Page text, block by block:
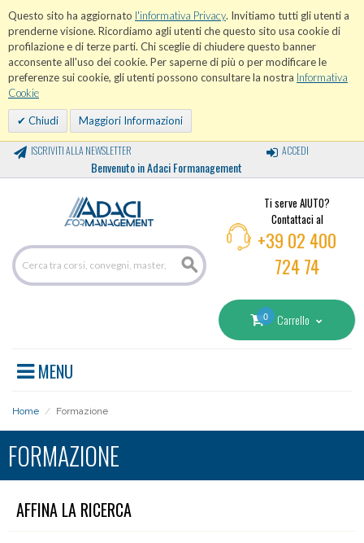
Questo sito ha aggiornato l'informativa Privacy. Invitiamo tutti gli utenti a
prenderne visione. Ricordiamo agli utenti che questo sito usa cookie di
profilazione e di terze parti. Chi sceglie di chiudere questo banner
acconsente all'uso dei cookie. Per saperne di più o per modificare le
preferenze sui cookie, gli utenti possono consultare la nostra Informativa
Cookie
Chiudi Maggiori Informazioni
ISCRIVITI ALLA NEWSLETTER
Benvenuto in Adaci Formanagement
ACCEDI
Ti serve AIUTO?
Contattaci al
+39 02 400
724 74
0 Carrello
MENU
Home / Formazione
FORMAZIONE
AFFINA LA RICERCA